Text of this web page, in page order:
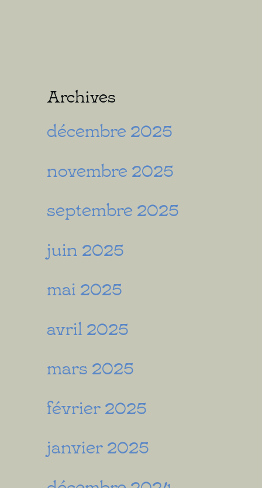
Archives
décembre 2025
novembre 2025
septembre 2025
juin 2025
mai 2025
avril 2025
mars 2025
février 2025
janvier 2025